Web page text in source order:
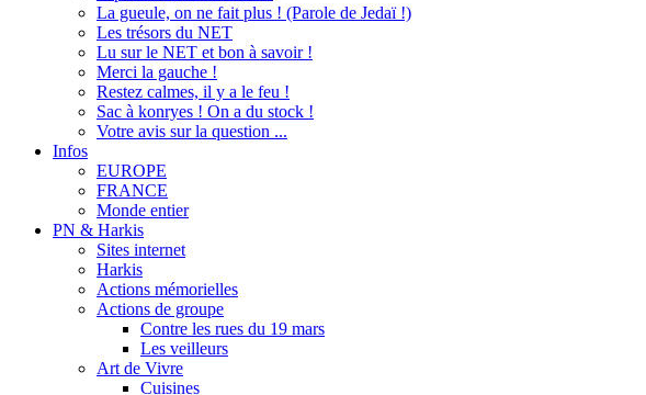
La gueule, on ne fait plus ! (Parole de Jedaï !)
Les trésors du NET
Lu sur le NET et bon à savoir !
Merci la gauche !
Restez calmes, il y a le feu !
Sac à konryes ! On a du stock !
Votre avis sur la question ...
Infos
EUROPE
FRANCE
Monde entier
PN & Harkis
Sites internet
Harkis
Actions mémorielles
Actions de groupe
Contre les rues du 19 mars
Les veilleurs
Art de Vivre
Cuisines